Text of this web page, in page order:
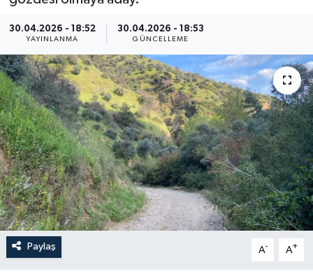
30.04.2026 - 18:52
YAYINLANMA
30.04.2026 - 18:53
GÜNCELLEME
Paylaş A- A+
Haber Arşivi